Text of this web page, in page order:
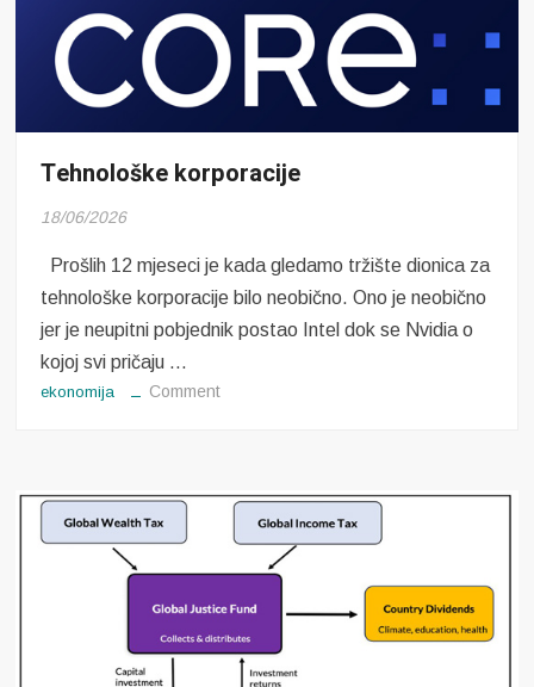
Tehnološke korporacije
18/06/2026
Prošlih 12 mjeseci je kada gledamo tržište dionica za
tehnološke korporacije bilo neobično. Ono je neobično
jer je neupitni pobjednik postao Intel dok se Nvidia o
kojoj svi pričaju …
ekonomija Commenton